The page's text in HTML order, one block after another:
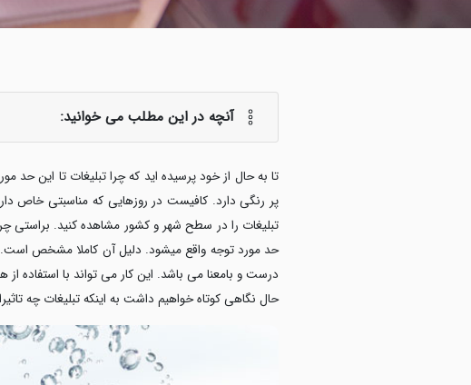
آنچه در این مطلب می خوانید:
تا به حال از خود پرسیده اید که چرا تبلیغات تا این
پر رنگی دارد. کافیست در روزهایی که مناسبتی خاص
تبلیغات را در سطح شهر و کشور مشاهده کنید. براستی
حد مورد توجه واقع میشود. دلیل آن کاملا مشخص است.
درست و بامعنا می باشد. این کار می تواند با استفاده از
حال نگاهی کوتاه خواهیم داشت به اینکه تبلیغات چه